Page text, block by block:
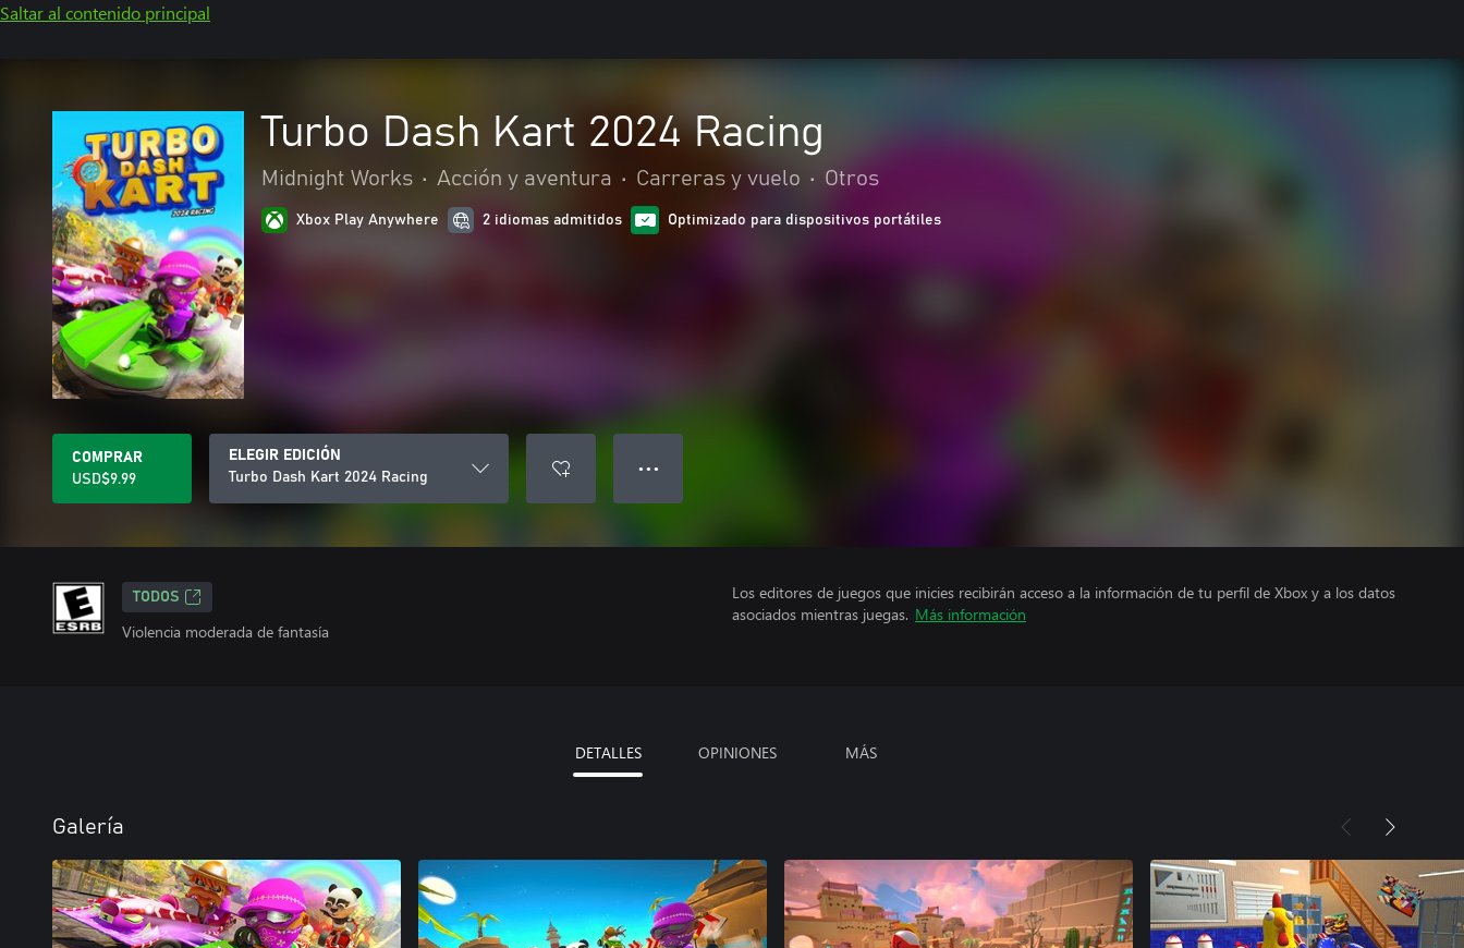
Saltar al contenido principal
Turbo Dash Kart 2024 Racing
Midnight Works • Acción y aventura • Carreras y vuelo • Otros
Xbox Play Anywhere 2 idiomas admitidos Optimizado para dispositivos portátiles
COMPRAR
USD$9.99
ELEGIR EDICIÓN
Turbo Dash Kart 2024 Racing
● ● ●
TODOS
Violencia moderada de fantasía
Los editores de juegos que inicies recibirán acceso a la información de tu perfil de Xbox y a los datos
asociados mientras juegas. Más información
DETALLES OPINIONES MÁS
Galería